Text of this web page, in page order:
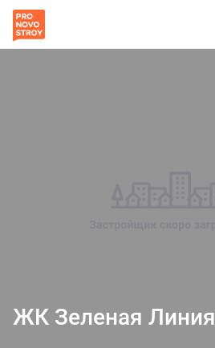
ЖК Зеленая Линия